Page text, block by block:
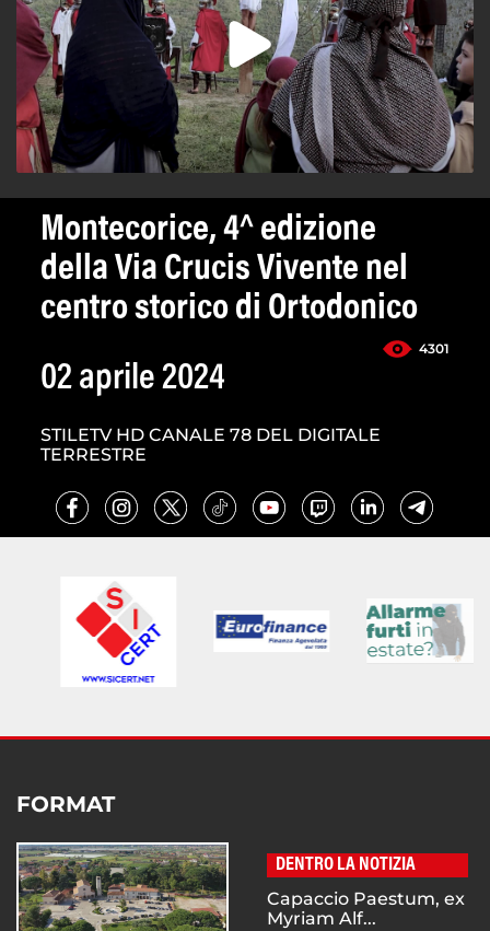
Montecorice, 4^ edizione
della Via Crucis Vivente nel
centro storico di Ortodonico
4301
02 aprile 2024
STILETV HD CANALE 78 DEL DIGITALE
TERRESTRE
FORMAT
DENTRO LA NOTIZIA
Capaccio Paestum, ex
Myriam Alf...